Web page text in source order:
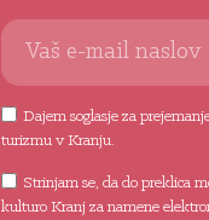
Dajem soglasje za
turizmu v Kranju.
Strinjam se, da do preklica
kulturo Kranj za namene